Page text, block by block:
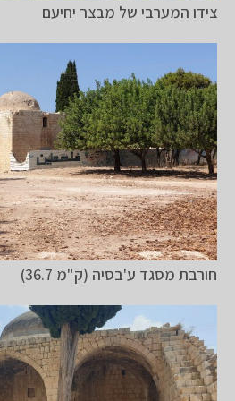
צידו המערבי של מבצר יחיעם
חורבת מסגד ע'בסיה (ק"מ 36.7)